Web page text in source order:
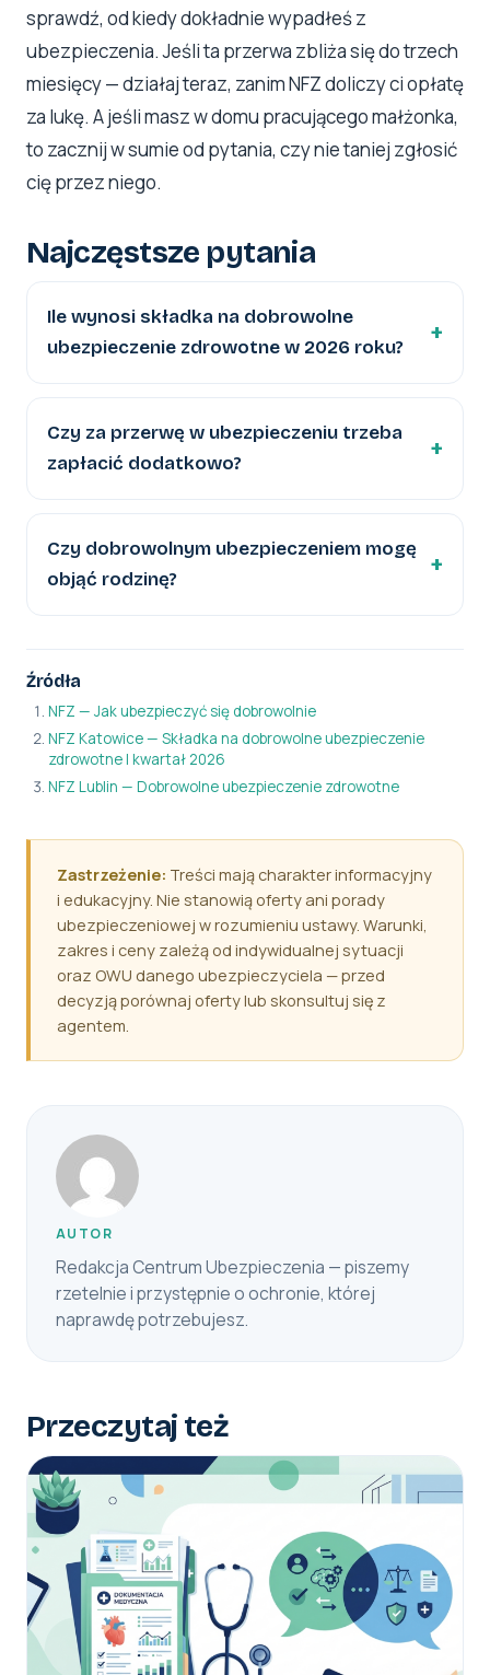
sprawdź, od kiedy dokładnie wypadłeś z
ubezpieczenia. Jeśli ta przerwa zbliża się do trzech
miesięcy — działaj teraz, zanim NFZ doliczy ci opłatę
za lukę. A jeśli masz w domu pracującego małżonka,
to zacznij w sumie od pytania, czy nie taniej zgłosić
cię przez niego.
Najczęstsze pytania
Ile wynosi składka na dobrowolne
ubezpieczenie zdrowotne w 2026 roku?
Czy za przerwę w ubezpieczeniu trzeba
zapłacić dodatkowo?
Czy dobrowolnym ubezpieczeniem mogę
objąć rodzinę?
Źródła
NFZ — Jak ubezpieczyć się dobrowolnie
NFZ Katowice — Składka na dobrowolne ubezpieczenie
zdrowotne I kwartał 2026
NFZ Lublin — Dobrowolne ubezpieczenie zdrowotne
Zastrzeżenie: Treści mają charakter informacyjny
i edukacyjny. Nie stanowią oferty ani porady
ubezpieczeniowej w rozumieniu ustawy. Warunki,
zakres i ceny zależą od indywidualnej sytuacji
oraz OWU danego ubezpieczyciela — przed
decyzją porównaj oferty lub skonsultuj się z
agentem.
AUTOR
Redakcja Centrum Ubezpieczenia — piszemy
rzetelnie i przystępnie o ochronie, której
naprawdę potrzebujesz.
Przeczytaj też